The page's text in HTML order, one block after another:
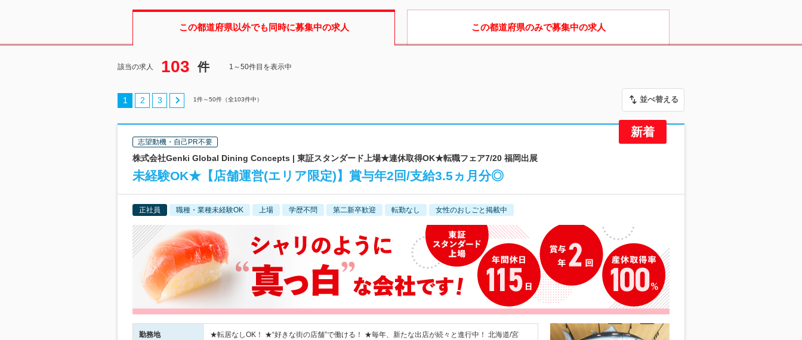
この都道府県以外でも同時に募集中の求人 この都道府県のみで募集中の求人
該当の求人 103 件 1～50件目を表示中
1 2 3 1件～50件（全103件中） 並べ替える
志望動機・自己PR不要
株式会社Genki Global Dining Concepts | 東証スタンダード上場★連休取得OK★転職フェア7/20 福岡出展
未経験OK★【店舗運営(エリア限定)】賞与年2回/支給3.5ヵ月分◎
正社員 職種・業種未経験OK 上場 学歴不問 第二新卒歓迎 転勤なし 女性のおしごと掲載中
勤務地
★転居なしOK！ ★“好きな街の店舗”で働ける！ ★毎年、新たな出店が続々と進行中！ 北海道/宮